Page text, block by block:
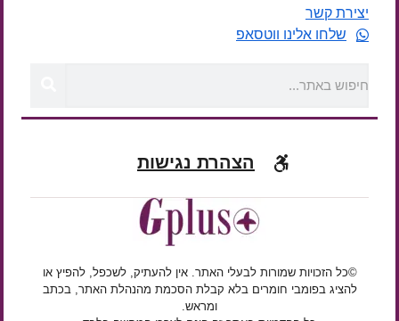
יצירת קשר
שלחו אלינו ווטסאפ
הצהרת נגישות
©כל הזכויות שמורות לבעלי האתר. אין להעתיק, לשכפל, להפיץ או
להציג בפומבי חומרים בלא קבלת הסכמת מהנהלת האתר, בכתב
ומראש.